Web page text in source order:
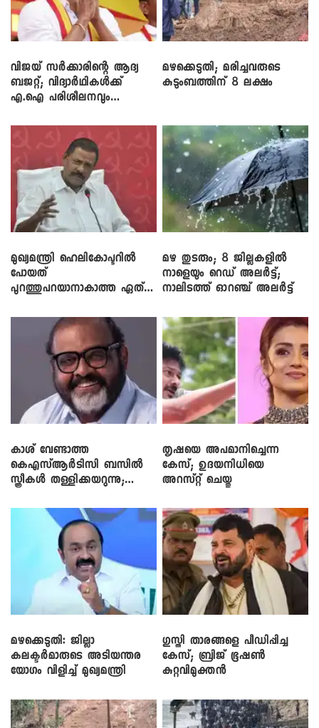
വിജയ് സർക്കാരിന്റെ ആദ്യ
ബജറ്റ്; വിദ്യാർഥികൾക്ക്
എ.ഐ പരിശീലനവും
മഴക്കെടുതി; മരിച്ചവരുടെ
കുടുംബത്തിന് 8 ലക്ഷം
മുഖ്യമന്ത്രി ഹെലികോപ്ടറിൽ
പോയത്
പുറത്തുപറയാനാകാത്ത ഏത്
മഴ തുടരും; 8 ജില്ലകളിൽ
നാളെയും റെഡ് അലർട്ട്;
നാലിടത്ത് ഓറഞ്ച് അലർട്ട്
കാശ് വേണ്ടാത്ത
കെഎസ്ആർടിസി ബസിൽ
സ്ത്രീകൾ തള്ളിക്കയറുന്നു;
തൃഷയെ അപമാനിച്ചെന്ന
കേസ്; ഉദയനിധിയെ
അറസ്റ്റ് ചെയ്തു
മഴക്കെടുതി: ജില്ലാ
കലക്ടർമാരുടെ അടിയന്തര
യോഗം വിളിച്ച് മുഖ്യമന്ത്രി
​ഗുസ്തി താരങ്ങളെ പീഡിപ്പിച്ച
കേസ്; ബ്രിജ് ഭൂഷൺ
കുറ്റവിമുക്തൻ